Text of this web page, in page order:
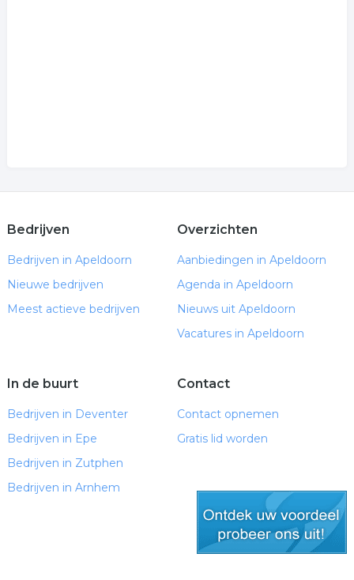
Bedrijven
Bedrijven in Apeldoorn
Nieuwe bedrijven
Meest actieve bedrijven
Overzichten
Aanbiedingen in Apeldoorn
Agenda in Apeldoorn
Nieuws uit Apeldoorn
Vacatures in Apeldoorn
In de buurt
Bedrijven in Deventer
Bedrijven in Epe
Bedrijven in Zutphen
Bedrijven in Arnhem
Contact
Contact opnemen
Gratis lid worden